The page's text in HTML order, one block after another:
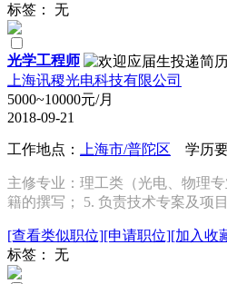
标签： 无
光学工程师
上海讯稷光电科技有限公司
5000~10000元/月
2018-09-21
工作地点： 上海市/普陀区 学历要
主修专业：理工类（光电、物理
籍的撰写； 5. 负责技术专案及项
[查看类似职位][申请职位][加入收
标签： 无